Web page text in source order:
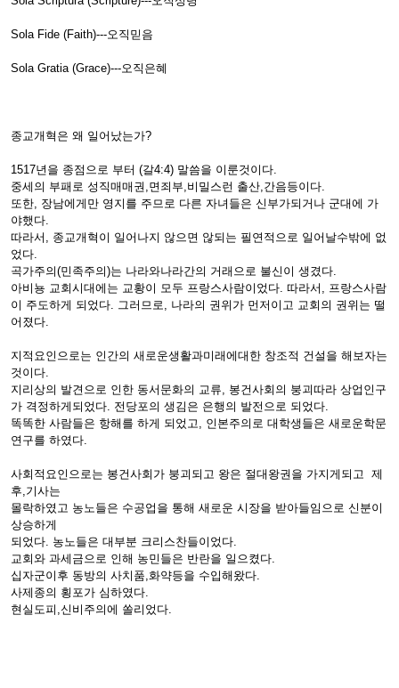
Sola Fide (Faith)---오직믿음
Sola Gratia (Grace)---오직은혜
종교개혁은 왜 일어났는가?
1517년을 종점으로 부터 (갈4:4) 말씀을 이룬것이다.
중세의 부패로 성직매매권,면죄부,비밀스런 출산,간음등이다.
또한, 장남에게만 영지를 주므로 다른 자녀들은 신부가되거나 군대에 가
야했다.
따라서, 종교개혁이 일어나지 않으면 않되는 필연적으로 일어날수밖에 없
었다.
곡가주의(민족주의)는 나라와나라간의 거래으로 불신이 생겼다.
아비뇽 교회시대에는 교황이 모두 프랑스사람이었다. 따라서, 프랑스사람
이 주도하게 되었다. 그러므로, 나라의 권위가 먼저이고 교회의 권위는 떨
어졌다.
지적요인으로는 인간의 새로운생활과미래에대한 창조적 건설을 해보자는
것이다.
지리상의 발견으로 인한 동서문화의 교류, 봉건사회의 붕괴따라 상업인구
가 격정하게되었다. 전당포의 생김은 은행의 발전으로 되었다.
똑똑한 사람들은 항해를 하게 되었고, 인본주의로 대학생들은 새로운학문
연구를 하였다.
사회적요인으로는 봉건사회가 붕괴되고 왕은 절대왕권을 가지게되고 제
후,기사는
몰락하였고 농노들은 수공업을 통해 새로운 시장을 받아들임으로 신분이
상승하게
되었다. 농노들은 대부분 크리스찬들이었다.
교회와 과세금으로 인해 농민들은 반란을 일으켰다.
십자군이후 동방의 사치품,화약등을 수입해왔다.
사제종의 횡포가 심하였다.
현실도피,신비주의에 쏠리었다.